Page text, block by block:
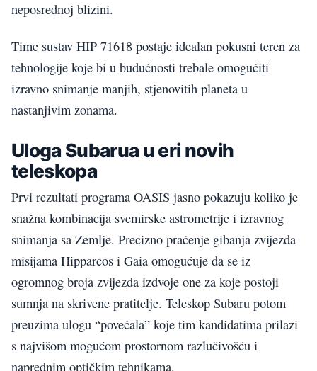
neposrednoj blizini.
Time sustav HIP 71618 postaje idealan pokusni teren za
tehnologije koje bi u budućnosti trebale omogućiti
izravno snimanje manjih, stjenovitih planeta u
nastanjivim zonama.
Uloga Subarua u eri novih
teleskopa
Prvi rezultati programa OASIS jasno pokazuju koliko je
snažna kombinacija svemirske astrometrije i izravnog
snimanja sa Zemlje. Precizno praćenje gibanja zvijezda
misijama Hipparcos i Gaia omogućuje da se iz
ogromnog broja zvijezda izdvoje one za koje postoji
sumnja na skrivene pratitelje. Teleskop Subaru potom
preuzima ulogu “povećala” koje tim kandidatima prilazi
s najvišom mogućom prostornom razlučivošću i
naprednim optičkim tehnikama.